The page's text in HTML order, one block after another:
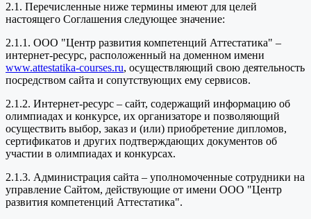
2.1. Перечисленные ниже термины имеют для целей
настоящего Соглашения следующее значение:
2.1.1. ООО "Центр развития компетенций Аттестатика" –
интернет-ресурс, расположенный на доменном имени
www.attestatika-courses.ru, осуществляющий свою деятельность
посредством сайта и сопутствующих ему сервисов.
2.1.2. Интернет-ресурс – сайт, содержащий информацию об
олимпиадах и конкурсе, их организаторе и позволяющий
осуществить выбор, заказ и (или) приобретение дипломов,
сертификатов и других подтверждающих документов об
участии в олимпиадах и конкурсах.
2.1.3. Администрация сайта – уполномоченные сотрудники на
управление Сайтом, действующие от имени ООО "Центр
развития компетенций Аттестатика".